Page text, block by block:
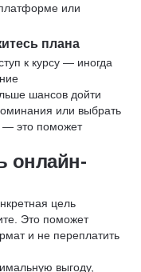
или
плана
к курсу — иногда
шансов дойти
или выбрать
— это поможет
онлайн-
цель
Это поможет
и не переплатить
выгоду,